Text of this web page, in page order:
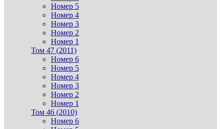
Номер 5
Номер 4
Номер 3
Номер 2
Номер 1
Том 47 (2011)
Номер 6
Номер 5
Номер 4
Номер 3
Номер 2
Номер 1
Том 46 (2010)
Номер 6